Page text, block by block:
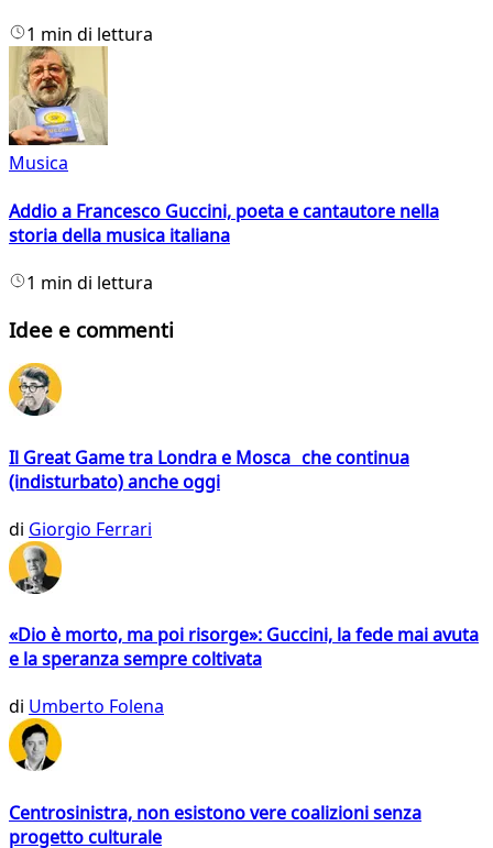
1 min di lettura
Musica
Addio a Francesco Guccini, poeta e cantautore nella
storia della musica italiana
1 min di lettura
Idee e commenti
Il Great Game tra Londra e Mosca che continua
(indisturbato) anche oggi
di Giorgio Ferrari
«Dio è morto, ma poi risorge»: Guccini, la fede mai avuta
e la speranza sempre coltivata
di Umberto Folena
Centrosinistra, non esistono vere coalizioni senza
progetto culturale